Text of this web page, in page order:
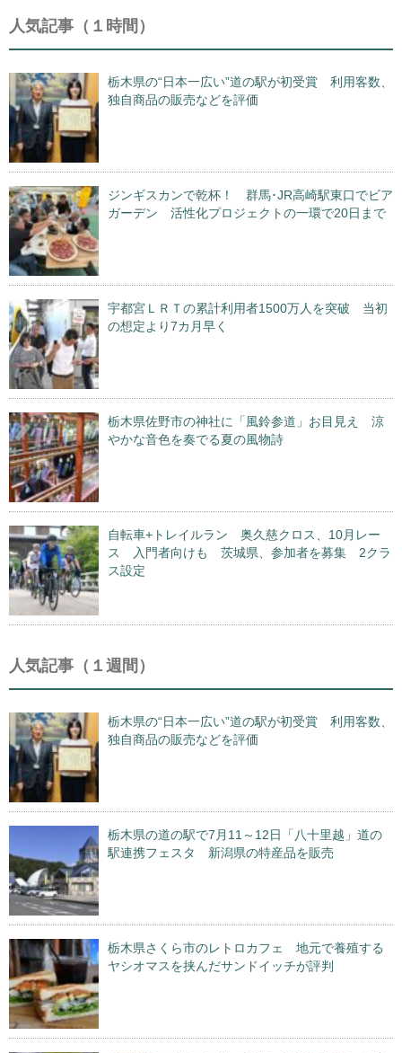
人気記事（１時間）
栃木県の“日本一広い”道の駅が初受賞 利用客数、
独自商品の販売などを評価
ジンギスカンで乾杯！ 群馬･JR高崎駅東口でビア
ガーデン 活性化プロジェクトの一環で20日まで
宇都宮ＬＲＴの累計利用者1500万人を突破 当初
の想定より7カ月早く
栃木県佐野市の神社に「風鈴参道」お目見え 涼
やかな音色を奏でる夏の風物詩
自転車+トレイルラン 奥久慈クロス、10月レー
ス 入門者向けも 茨城県、参加者を募集 2クラ
ス設定
人気記事（１週間）
栃木県の“日本一広い”道の駅が初受賞 利用客数、
独自商品の販売などを評価
栃木県の道の駅で7月11～12日「八十里越」道の
駅連携フェスタ 新潟県の特産品を販売
栃木県さくら市のレトロカフェ 地元で養殖する
ヤシオマスを挟んだサンドイッチが評判